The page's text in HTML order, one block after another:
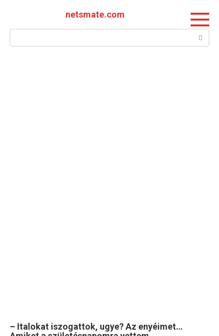
netsmate.com
Поиск:
– Italokat iszogattok, ugye? Az enyéimet…